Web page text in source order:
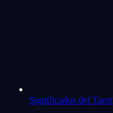
Significados del Tarot